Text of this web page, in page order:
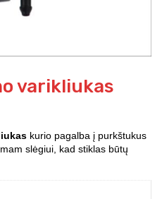
varikliukas
kurio pagalba į purkštukus
slėgiui, kad stiklas būtų